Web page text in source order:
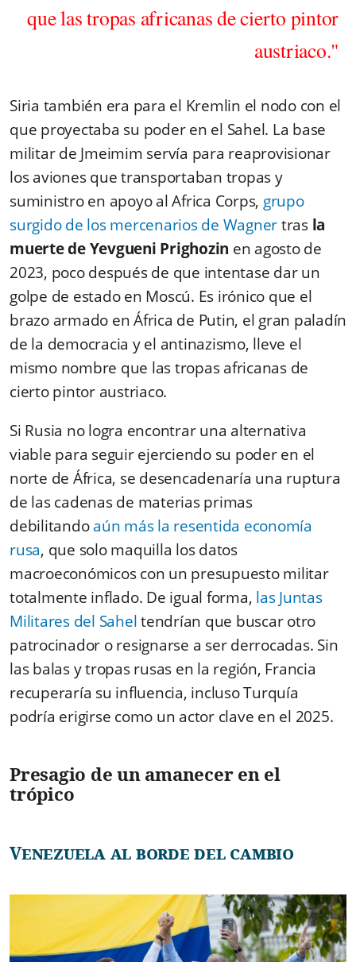
que las tropas africanas de cierto pintor
austriaco."
Siria también era para el Kremlin el nodo con el
que proyectaba su poder en el Sahel. La base
militar de Jmeimim servía para reaprovisionar
los aviones que transportaban tropas y
suministro en apoyo al Africa Corps, grupo
surgido de los mercenarios de Wagnertras la
muerte de Yevgueni Prighozin en agosto de
2023, poco después de que intentase dar un
golpe de estado en Moscú. Es irónico que el
brazo armado en África de Putin, el gran paladín
de la democracia y el antinazismo, lleve el
mismo nombre que las tropas africanas de
cierto pintor austriaco.
Si Rusia no logra encontrar una alternativa
viable para seguir ejerciendo su poder en el
norte de África, se desencadenaría una ruptura
de las cadenas de materias primas
debilitandoaún más la resentida economía
rusa, que solo maquilla los datos
macroeconómicos con un presupuesto militar
totalmente inflado. De igual forma, las Juntas
Militares del Saheltendrían que buscar otro
patrocinador o resignarse a ser derrocadas. Sin
las balas y tropas rusas en la región, Francia
recuperaría su influencia, incluso Turquía
podría erigirse como un actor clave en el 2025.
Presagio de un amanecer en el
trópico
Venezuela al borde del cambio